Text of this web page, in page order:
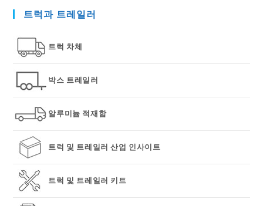
트럭과 트레일러
트럭 차체
박스 트레일러
알루미늄 적재함
트럭 및 트레일러 산업 인사이트
트럭 및 트레일러 키트